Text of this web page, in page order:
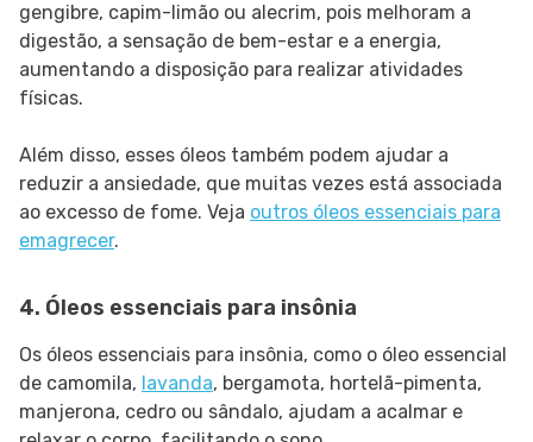
gengibre, capim-limão ou alecrim, pois melhoram a
digestão, a sensação de bem-estar e a energia,
aumentando a disposição para realizar atividades
físicas.
Além disso, esses óleos também podem ajudar a
reduzir a ansiedade, que muitas vezes está associada
ao excesso de fome. Veja outros óleos essenciais para
emagrecer.
4. Óleos essenciais para insônia
Os óleos essenciais para insônia, como o óleo essencial
de camomila, lavanda, bergamota, hortelã-pimenta,
manjerona, cedro ou sândalo, ajudam a acalmar e